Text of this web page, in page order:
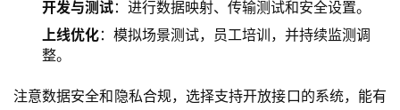
开发与测试：进行数据映射、传输测试和安全设置。
上线优化：模拟场景测试，员工培训，并持续监测调
整。
注意数据安全和隐私合规，选择支持开放接口的系统，能有